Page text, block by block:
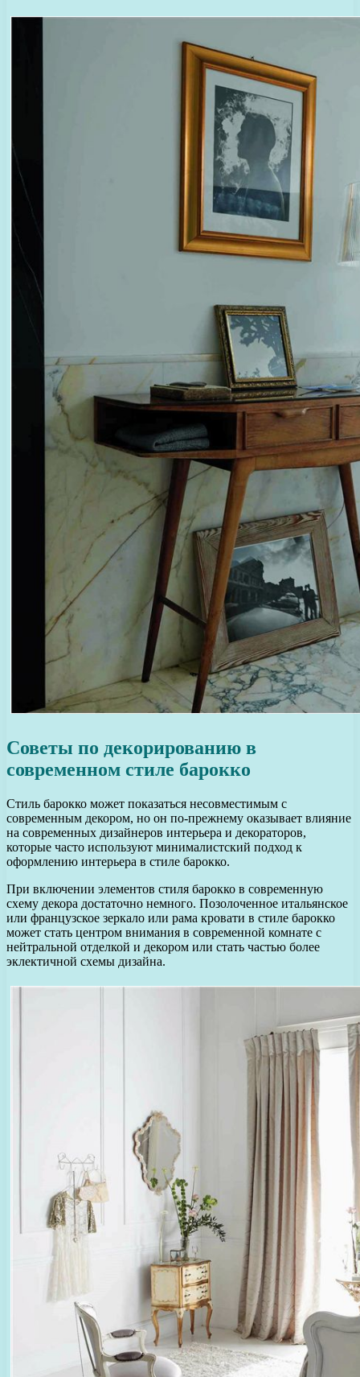
Советы по декорированию в
современном стиле барокко
Стиль барокко может показаться несовместимым с
современным декором, но он по-прежнему оказывает влияние
на современных дизайнеров интерьера и декораторов,
которые часто используют минималистский подход к
оформлению интерьера в стиле барокко.
При включении элементов стиля барокко в современную
схему декора достаточно немного. Позолоченное итальянское
или французское зеркало или рама кровати в стиле барокко
может стать центром внимания в современной комнате с
нейтральной отделкой и декором или стать частью более
эклектичной схемы дизайна.